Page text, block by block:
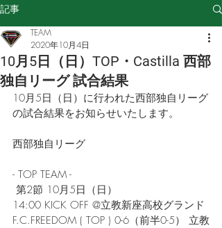
記事
10月5日（日）TOP・Castilla 西部
独自リーグ 試合結果
TEAM
2020年10月4日
10月5日（日）に行われた西部独自リーグ
の試合結果をお知らせいたします。
西部独自リーグ
- TOP TEAM -
第2節 10月5日（日）
14:00 KICK OFF @立教新座高校グランド
F.C.FREEDOM ( TOP ) 0-6（前半0-5） 立教